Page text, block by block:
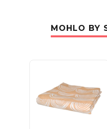
MOHLO BY